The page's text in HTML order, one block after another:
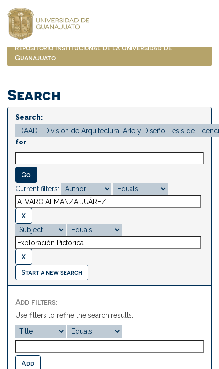
navigation
Repositorio Institucional de la Universidad de
Guanajuato
Search
Search:
for
Current filters:
Start a new search
Add filters:
Use filters to refine the search results.